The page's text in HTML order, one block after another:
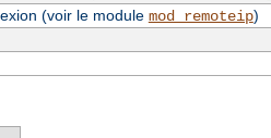
(voir le module mod_remoteip)